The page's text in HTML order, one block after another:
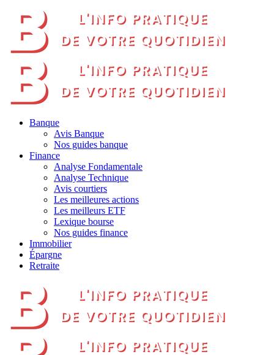
Banque
Avis Banque
Nos guides banque
Finance
Analyse Fondamentale
Analyse Technique
Avis courtiers
Les meilleures actions
Les meilleurs ETF
Lexique bourse
Nos guides finance
Immobilier
Épargne
Retraite